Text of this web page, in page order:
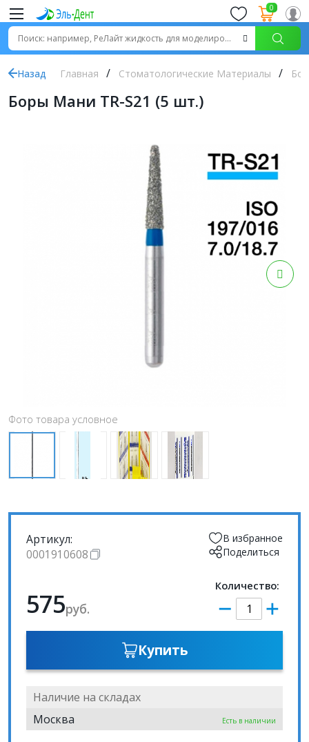
0
Назад Главная Стоматологические Материалы
Боры Мани TR-S21 (5 шт.)
Фото товара условное
Артикул:
0001910608
В избранное
Поделиться
575руб.
Количество:
Купить
Наличие на складах
Москва
Есть в наличии